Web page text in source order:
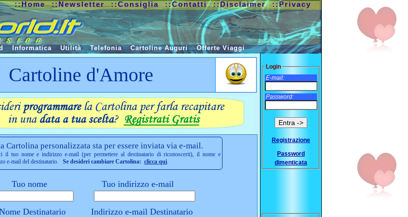
Cartoline d'Amore
Cartolina personalizzata sta per essere inviata via e-mail.
il tuo nome e indirizzo e-mail (per permettere al destinatario di riconoscerti), il nome e
e-mail del destinatario. Se desideri cambiare Cartolina: clicca qui.
Tuo nome Tuo indirizzo e-mail
Destinatario Indirizzo e-mail Destinatario
Login
E-mail:
Password:
Registrazione
Password
dimenticata
::Home ::Newsletter ::Consiglia ::Contatti ::Disclaimer ::Privacy
Informatica Utilità Telefonia Cartoline Auguri Offerte Viaggi